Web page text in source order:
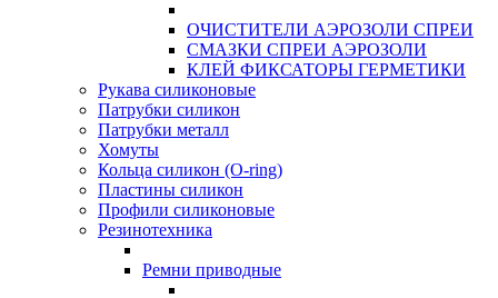
ОЧИСТИТЕЛИ АЭРОЗОЛИ СПРЕИ
СМАЗКИ СПРЕИ АЭРОЗОЛИ
КЛЕЙ ФИКСАТОРЫ ГЕРМЕТИКИ
Рукава силиконовые
Патрубки силикон
Патрубки металл
Хомуты
Кольца силикон (O-ring)
Пластины силикон
Профили силиконовые
Резинотехника
Ремни приводные